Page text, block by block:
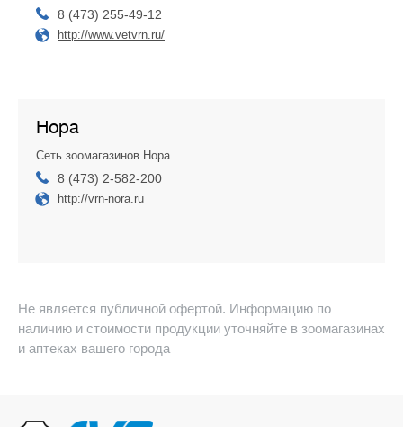
8 (473) 255-49-12
http://www.vetvrn.ru/
Нора
Сеть зоомагазинов Нора
8 (473) 2-582-200
http://vrn-nora.ru
Не является публичной офертой. Информацию по
наличию и стоимости продукции уточняйте в зоомагазинах
и аптеках вашего города